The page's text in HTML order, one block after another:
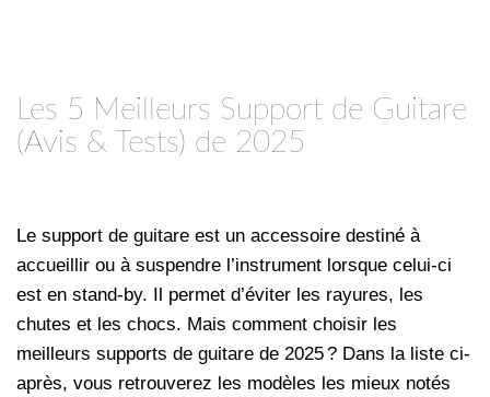
Les 5 Meilleurs Support de Guitare
(Avis & Tests) de 2025
Le support de guitare est un accessoire destiné à
accueillir ou à suspendre l’instrument lorsque celui-ci
est en stand-by. Il permet d’éviter les rayures, les
chutes et les chocs. Mais comment choisir les
meilleurs supports de guitare de 2025 ? Dans la liste ci-
après, vous retrouverez les modèles les mieux notés